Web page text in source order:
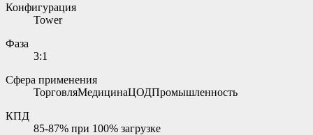
Конфигурация
Tower
Фаза
3:1
Сфера применения
ТорговляМедицинаЦОДПромышленность
КПД
85-87% при 100% загрузке